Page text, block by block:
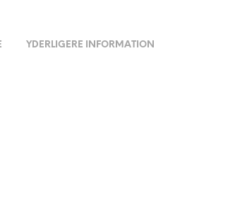
YDERLIGERE INFORMATION